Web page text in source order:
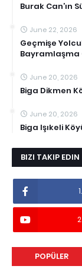
Burak Can’ın
June 22, 2026
Geçmişe
June 20, 2026
Biga Dikmen
June 20, 2026
Biga Işıkeli
BIZI TAKIP EDIN
POPÜLER